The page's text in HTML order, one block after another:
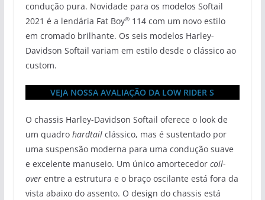
condução pura. Novidade para os modelos Softail
2021 é a lendária Fat Boy®114 com um novo estilo
em cromado brilhante. Os seis modelos Harley-
Davidson Softail variam em estilo desde o clássico ao
custom.
VEJA NOSSA AVALIAÇÃO DA LOW RIDERS
O chassis Harley-Davidson Softail oferece o look de
um quadro hardtailclássico, mas é sustentado por
uma suspensão moderna para uma condução suave
e excelente manuseio. Um único amortecedor coil-
overentre a estrutura e o braço oscilante está fora da
vista abaixo do assento. O design do chassis está